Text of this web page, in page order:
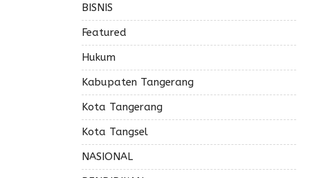
BISNIS
Featured
Hukum
Kabupaten Tangerang
Kota Tangerang
Kota Tangsel
NASIONAL